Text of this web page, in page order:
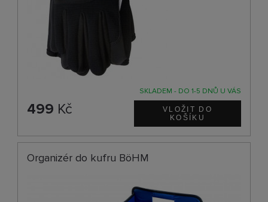
SKLADEM - DO 1-5 DNŮ U VÁS
499 Kč
Organizér do kufru BöHM